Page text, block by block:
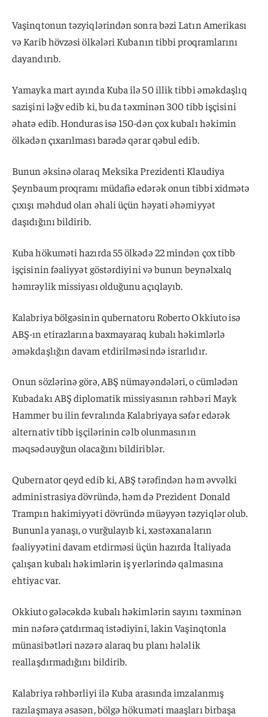
Vaşinqtonun təzyiqlərindən sonra bəzi Latın Amerikası
və Karib hövzəsi ölkələri Kubanın tibbi proqramlarını
dayandırıb.
Yamayka mart ayında Kuba ilə 50 illik tibbi əməkdaşlıq
sazişini ləğv edib ki, bu da təxminən 300 tibb işçisini
əhatə edib. Honduras isə 150-dən çox kubalı həkimin
ölkədən çıxarılması barədə qərar qəbul edib.
Bunun əksinə olaraq Meksika Prezidenti Klaudiya
Şeynbaum proqramı müdafiə edərək onun tibbi xidmətə
çıxışı məhdud olan əhali üçün həyati əhəmiyyət
daşıdığını bildirib.
Kuba hökuməti hazırda 55 ölkədə 22 mindən çox tibb
işçisinin fəaliyyət göstərdiyini və bunun beynəlxalq
həmrəylik missiyası olduğunu açıqlayıb.
Kalabriya bölgəsinin qubernatoru Roberto Okkiuto isə
ABŞ-ın etirazlarına baxmayaraq kubalı həkimlərlə
əməkdaşlığın davam etdirilməsində israrlıdır.
Onun sözlərinə görə, ABŞ nümayəndələri, o cümlədən
Kubadakı ABŞ diplomatik missiyasının rəhbəri Mayk
Hammer bu ilin fevralında Kalabriyaya səfər edərək
alternativ tibb işçilərinin cəlb olunmasının
məqsədəuyğun olacağını bildiriblər.
Qubernator qeyd edib ki, ABŞ tərəfindən həm əvvəlki
administrasiya dövründə, həm də Prezident Donald
Trampın hakimiyyəti dövründə müəyyən təzyiqlər olub.
Bununla yanaşı, o vurğulayıb ki, xəstəxanaların
fəaliyyətini davam etdirməsi üçün hazırda İtaliyada
çalışan kubalı həkimlərin iş yerlərində qalmasına
ehtiyac var.
Okkiuto gələcəkdə kubalı həkimlərin sayını təxminən
min nəfərə çatdırmaq istədiyini, lakin Vaşinqtonla
münasibətləri nəzərə alaraq bu planı hələlik
reallaşdırmadığını bildirib.
Kalabriya rəhbərliyi ilə Kuba arasında imzalanmış
razılaşmaya əsasən, bölgə hökuməti maaşları birbaşa